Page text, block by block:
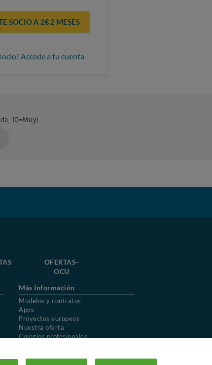
SOCIO A 2€ 2 MESES
Accede a tu cuenta
OFERTAS-
OCU
Más Información
Modelos y contratos
Apps
Proyectos europeos
Nuestra oferta
Colegios profesionales